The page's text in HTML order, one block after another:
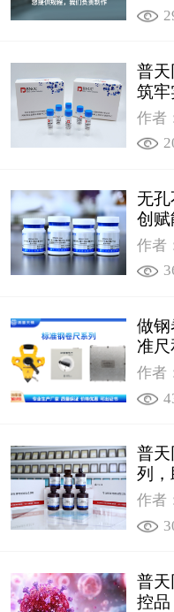
普天
筑
作者
无
创赋
作者
做
准尺
作者
普
列
作者
普
控